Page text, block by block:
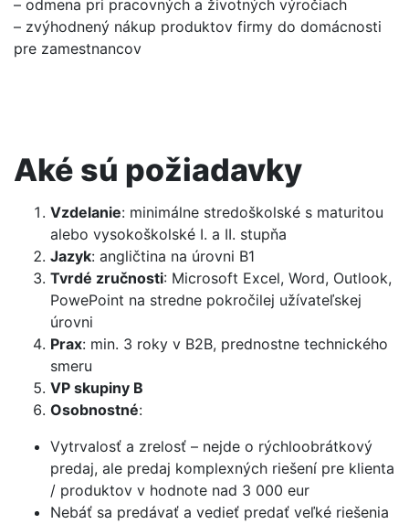
– odmena pri pracovných a životných výročiach
– zvýhodnený nákup produktov firmy do domácnosti
pre zamestnancov
Aké sú požiadavky
Vzdelanie: minimálne stredoškolské s maturitou
alebo vysokoškolské I. a II. stupňa
Jazyk: angličtina na úrovni B1
Tvrdé zručnosti: Microsoft Excel, Word, Outlook,
PowePoint na stredne pokročilej užívateľskej
úrovni
Prax: min. 3 roky v B2B, prednostne technického
smeru
VP skupiny B
Osobnostné:
Vytrvalosť a zrelosť – nejde o rýchloobrátkový
predaj, ale predaj komplexných riešení pre klienta
/ produktov v hodnote nad 3 000 eur
Nebáť sa predávať a vedieť predať veľké riešenia